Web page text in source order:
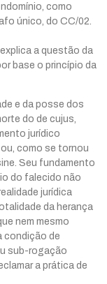
como
único, do CC/02.
a questão da
base o princípio da
e da posse dos
do de cujus,
jurídico
como se tornou
Seu fundamento
do falecido não
jurídica
da herança
nem mesmo
condição de
sub-rogação
a prática de